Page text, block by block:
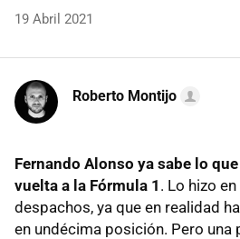
19 Abril 2021
Roberto Montijo
Fernando Alonso ya sabe lo
vuelta a la Fórmula 1 . Lo hizo
despachos, ya que en realidad
en undécima posición. Pero una